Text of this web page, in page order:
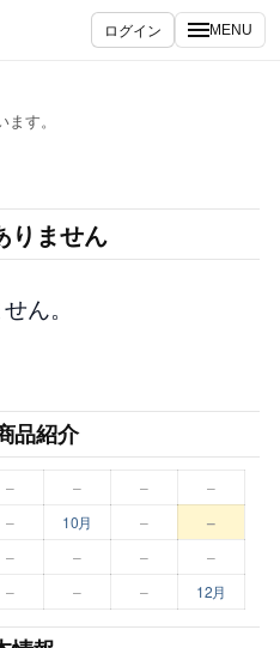
ログイン MENU
す。
りません
ん。
品紹介
– – –
–
– 10月 – –
– – –
–
– – – 12月